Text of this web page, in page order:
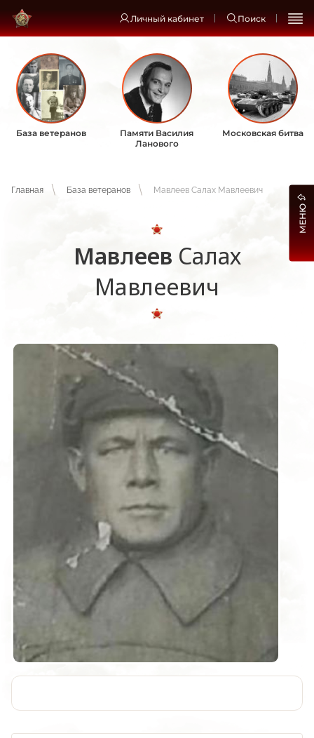
Личный кабинет Поиск
База ветеранов
Памяти Василия
Ланового
Московская битва
Главная База ветеранов Мавлеев Салах Мавлеевич
Мавлеев Салах
Мавлеевич
МЕНЮ